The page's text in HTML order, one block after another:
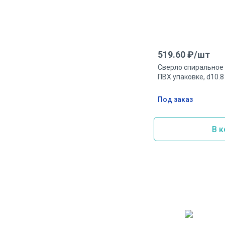
519.60₽/шт
Сверло спиральное
ПВХ упаковке,
Под заказ
В